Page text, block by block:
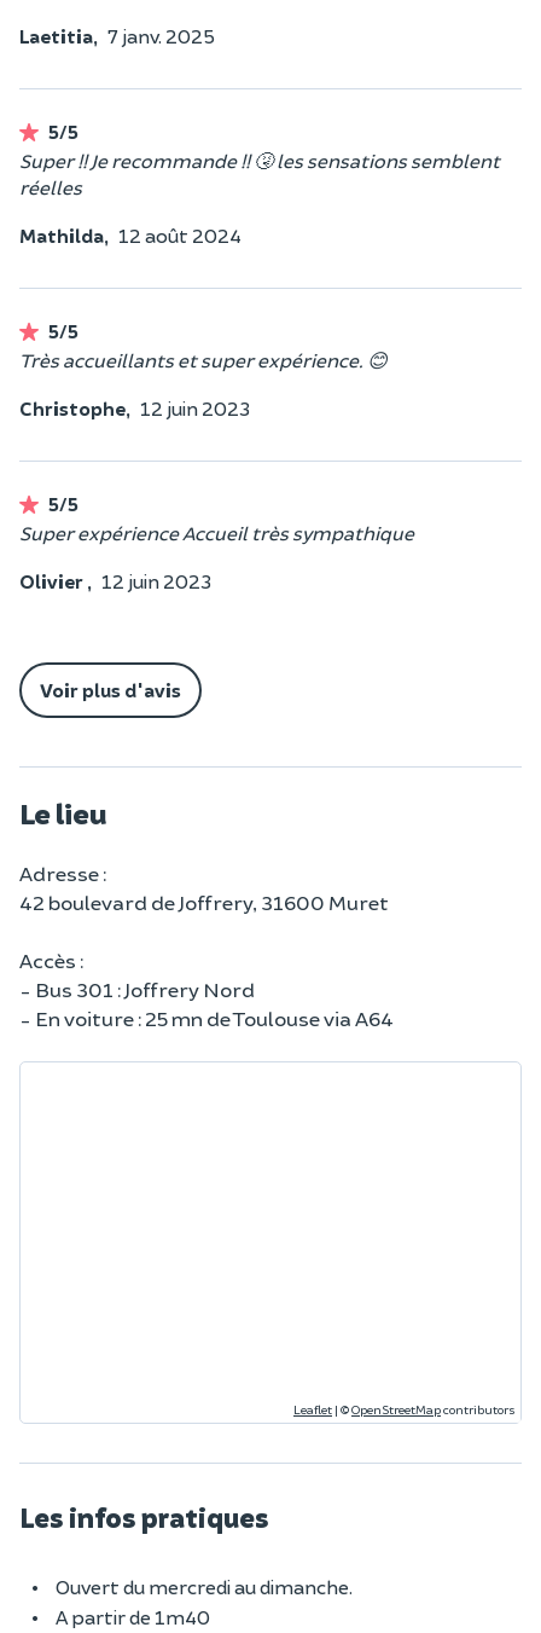
Laetitia, 7 janv. 2025
5/5
Super !! Je recommande !! 🤧 les sensations semblent
réelles
Mathilda, 12 août 2024
5/5
Très accueillants et super expérience. 😊
Christophe, 12 juin 2023
5/5
Super expérience Accueil très sympathique
Olivier , 12 juin 2023
Voir plus d'avis
Le lieu
Adresse :
42 boulevard de Joffrery, 31600 Muret
Accès :
- Bus 301 : Joffrery Nord
- En voiture : 25 mn de Toulouse via A64
Leaflet | ©OpenStreetMapcontributors
Les infos pratiques
Ouvert du mercredi au dimanche.
A partir de 1m40